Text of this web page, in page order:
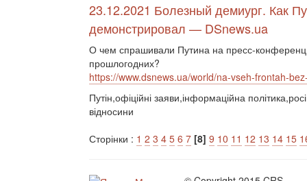
23.12.2021 Болезный демиург. Как
демонстрировал — DSnews.ua
О чем спрашивали Путина на пресс-
прошлогодних?
https://www.dsnews.ua/world/na-vseh-frontah-
Путін,офіційні заяви,інформаційна
відносини
Сторінки : 1 2 3 4 5 6 7 [8] 9 10 11 12 13 14 15